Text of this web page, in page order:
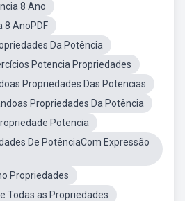
8 Ano
8 AnoPDF
Da Potência
Potencia Propriedades
Propriedades Das Potencias
Propriedades Da Potência
Potencia
De PotênciaCom Expressão
Propriedades
Todas as Propriedades